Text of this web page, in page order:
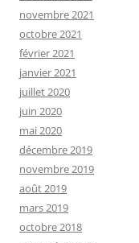
novembre 2021
octobre 2021
février 2021
janvier 2021
juillet 2020
juin 2020
mai 2020
décembre 2019
novembre 2019
août 2019
mars 2019
octobre 2018